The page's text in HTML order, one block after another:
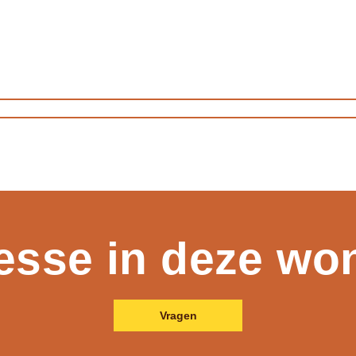
in deze
Vragen